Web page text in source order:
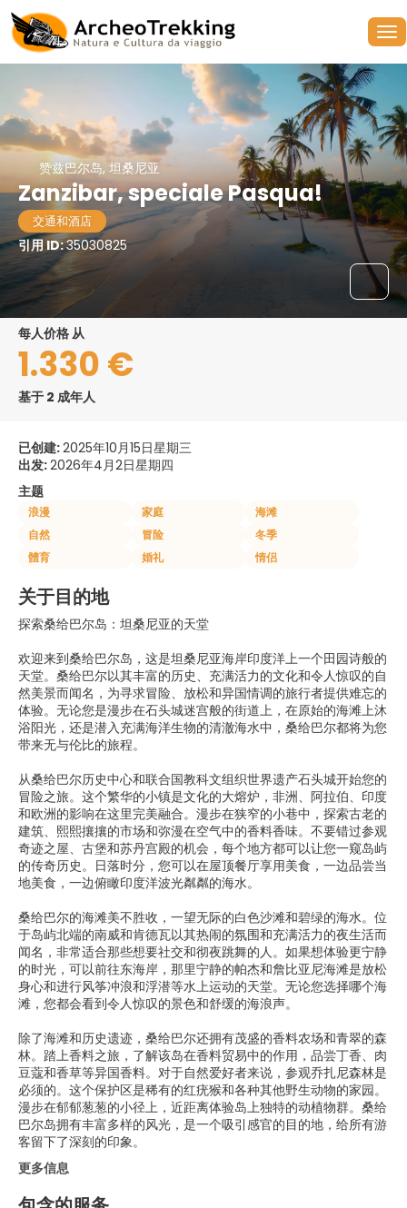
赞兹巴尔岛, 坦桑尼亚
Zanzibar, speciale Pasqua!
交通和酒店
引用 ID:35030825
每人价格 从
1.330 €
基于 2 成年人
已创建:2025年10月15日星期三
出发:2026年4月2日星期四
主题
浪漫 家庭
海滩
自然
冒险
冬季
體育
婚礼 情侣
关于目的地
探索桑给巴尔岛：坦桑尼亚的天堂
欢迎来到桑给巴尔岛，这是坦桑尼亚海岸印度洋上一个田园诗般的
天堂。桑给巴尔以其丰富的历史、充满活力的文化和令人惊叹的自
然美景而闻名，为寻求冒险、放松和异国情调的旅行者提供难忘的
体验。无论您是漫步在石头城迷宫般的街道上，在原始的海滩上沐
浴阳光，还是潜入充满海洋生物的清澈海水中，桑给巴尔都将为您
带来无与伦比的旅程。
从桑给巴尔历史中心和联合国教科文组织世界遗产石头城开始您的
冒险之旅。这个繁华的小镇是文化的大熔炉，非洲、阿拉伯、印度
和欧洲的影响在这里完美融合。漫步在狭窄的小巷中，探索古老的
建筑、熙熙攘攘的市场和弥漫在空气中的香料香味。不要错过参观
奇迹之屋、古堡和苏丹宫殿的机会，每个地方都可以让您一窥岛屿
的传奇历史。日落时分，您可以在屋顶餐厅享用美食，一边品尝当
地美食，一边俯瞰印度洋波光粼粼的海水。
桑给巴尔的海滩美不胜收，一望无际的白色沙滩和碧绿的海水。位
于岛屿北端的南威和肯德瓦以其热闹的氛围和充满活力的夜生活而
闻名，非常适合那些想要社交和彻夜跳舞的人。如果想体验更宁静
的时光，可以前往东海岸，那里宁静的帕杰和詹比亚尼海滩是放松
身心和进行风筝冲浪和浮潜等水上运动的天堂。无论您选择哪个海
滩，您都会看到令人惊叹的景色和舒缓的海浪声。
除了海滩和历史遗迹，桑给巴尔还拥有茂盛的香料农场和青翠的森
林。踏上香料之旅，了解该岛在香料贸易中的作用，品尝丁香、肉
豆蔻和香草等异国香料。对于自然爱好者来说，参观乔扎尼森林是
必须的。这个保护区是稀有的红疣猴和各种其他野生动物的家园。
漫步在郁郁葱葱的小径上，近距离体验岛上独特的动植物群。桑给
巴尔岛拥有丰富多样的风光，是一个吸引感官的目的地，给所有游
客留下了深刻的印象。
更多信息